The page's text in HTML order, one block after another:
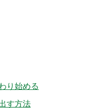
り始める
す方法